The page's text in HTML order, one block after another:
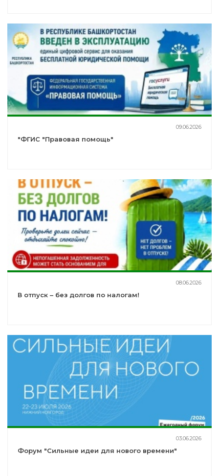
09.06.2026
"ФГИС "Правовая помощь"
08.06.2026
В отпуск – без долгов по налогам!
03.06.2026
Форум "Сильные идеи для нового времени"